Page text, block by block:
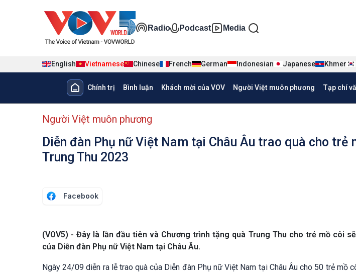
Đa phương tiện tiếng Việt
Radio Podcast Media
English Vietnamese Chinese French German Indonesian Japanese Khmer
Main navigation
Chính trị Bình luận Khách mời của VOV Người Việt muôn phương Tạp chí
menu phụ tiếng Việt
Người Việt muôn phương
Diễn đàn Phụ nữ Việt Nam tại Châu Âu trao quà cho trẻ
Trung Thu 2023
Facebook
(VOV5) - Đây là lần đầu tiên và Chương trình tặng quà Trung Thu cho trẻ mồ côi
của Diễn đàn Phụ nữ Việt Nam tại Châu Âu.
Ngày 24/09 diễn ra lễ trao quà của Diễn đàn Phụ nữ Việt Nam tại Châu Âu cho 50 trẻ mồ